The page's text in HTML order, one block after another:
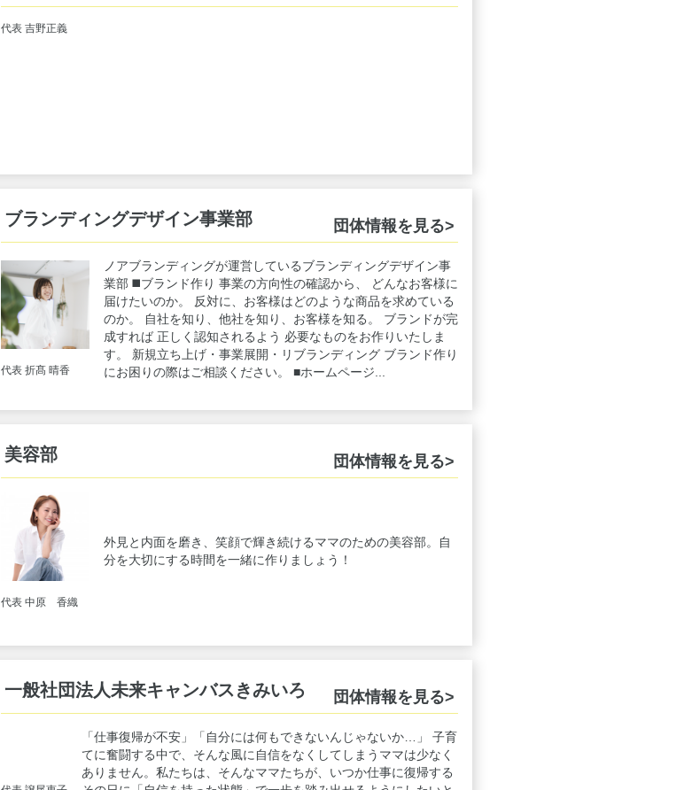
代表 吉野正義
ブランディングデザイン事業部 団体情報を見る>
代表 折髙 晴香
ノアブランディングが運営しているブランディングデザイン事
業部 ◼️ブランド作り 事業の方向性の確認から、 どんなお客様に
届けたいのか。 反対に、お客様はどのような商品を求めている
のか。 自社を知り、他社を知り、お客様を知る。 ブランドが完
成すれば 正しく認知されるよう 必要なものをお作りいたしま
す。 新規立ち上げ・事業展開・リブランディング ブランド作り
にお困りの際はご相談ください。 ■ホームページ...
美容部 団体情報を見る>
代表 中原 香織
外見と内面を磨き、笑顔で輝き続けるママのための美容部。自
分を大切にする時間を一緒に作りましょう！
一般社団法人未来キャンバスきみいろ 団体情報を見る>
「仕事復帰が不安」「自分には何もできないんじゃないか…」 子育
てに奮闘する中で、そんな風に自信をなくしてしまうママは少なく
ありません。私たちは、そんなママたちが、いつか仕事に復帰する